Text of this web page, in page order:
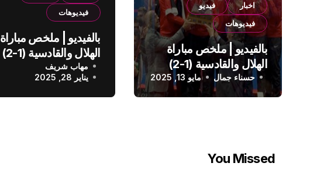
اخبار
فيديو
فيديوهات
بالفيديو | ملخص مباراة
الهلال والقادسية (1-2)
الدوري السعودي
حسناء جمال مايو 13, 2025
فيديوهات
بالفيديو | ملخص مباراة
الهلال والقادسية (1-2)
الدوري السعودي
مهاب شريف
يناير 28, 2025
You Missed